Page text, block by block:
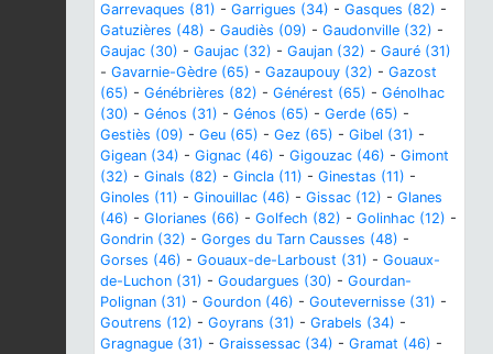
Garrevaques (81) - Garrigues (34) - Gasques (82) -
Gatuzières (48) - Gaudiès (09) - Gaudonville (32) -
Gaujac (30) - Gaujac (32) - Gaujan (32) - Gauré (31)
- Gavarnie-Gèdre (65) - Gazaupouy (32) - Gazost
(65) - Génébrières (82) - Générest (65) - Génolhac
(30) - Génos (31) - Génos (65) - Gerde (65) -
Gestiès (09) - Geu (65) - Gez (65) - Gibel (31) -
Gigean (34) - Gignac (46) - Gigouzac (46) - Gimont
(32) - Ginals (82) - Gincla (11) - Ginestas (11) -
Ginoles (11) - Ginouillac (46) - Gissac (12) - Glanes
(46) - Glorianes (66) - Golfech (82) - Golinhac (12) -
Gondrin (32) - Gorges du Tarn Causses (48) -
Gorses (46) - Gouaux-de-Larboust (31) - Gouaux-
de-Luchon (31) - Goudargues (30) - Gourdan-
Polignan (31) - Gourdon (46) - Goutevernisse (31) -
Goutrens (12) - Goyrans (31) - Grabels (34) -
Gragnague (31) - Graissessac (34) - Gramat (46) -